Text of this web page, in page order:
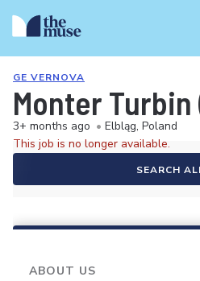
GE VERNOVA
Monter
3+ months ago • Elbląg, Poland
This job is no longer available.
SEARCH
ABOUT US